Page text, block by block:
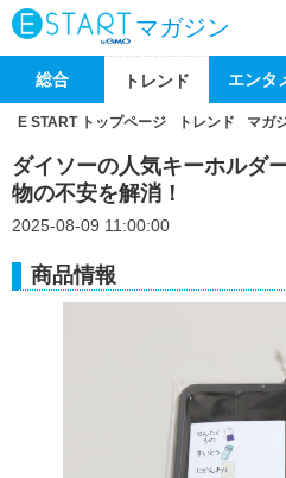
マガジン
総合 トレンド エンタ
E START トップページ トレンド マガ
ダイソーの人気キーホルダ
物の不安を解消！
2025-08-09 11:00:00
商品情報